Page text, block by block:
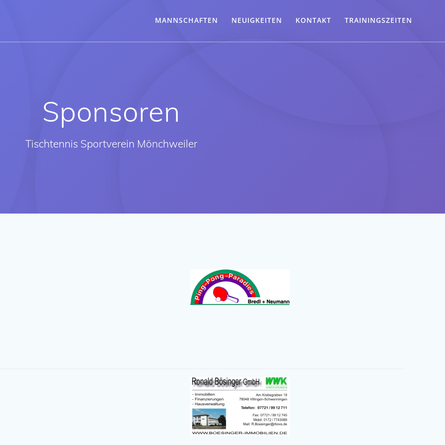
MANNSCHAFTEN NEUIGKEITEN KONTAKT TRAININGSZEITEN
Sponsoren
Tischtennis Sportverein Mönchweiler